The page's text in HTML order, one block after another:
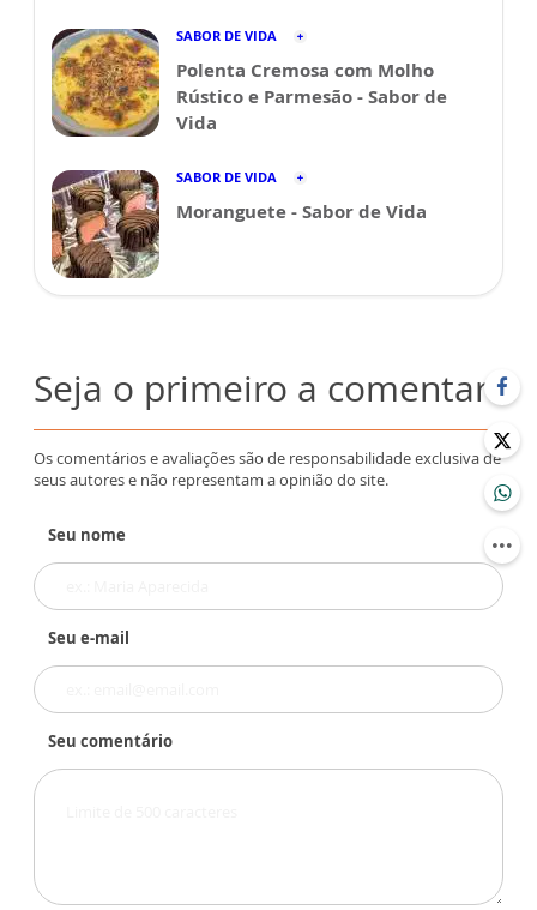
SABOR DE VIDA
Polenta Cremosa com Molho
Rústico e Parmesão - Sabor de
Vida
SABOR DE VIDA
Moranguete - Sabor de Vida
Seja o primeiro a comentar
Os comentários e avaliações são de responsabilidade exclusiva de
seus autores e não representam a opinião do site.
Seu nome
Seu e-mail
Seu comentário